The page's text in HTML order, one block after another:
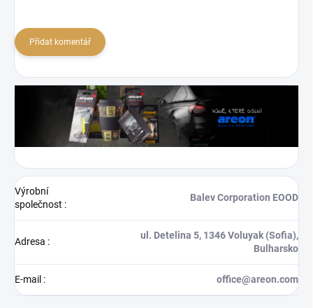
Přidat komentář
Výrobní
společnost :
Balev Corporation EOOD
Adresa :
ul. Detelina 5, 1346 Voluyak (Sofia),
Bulharsko
E-mail : office@areon.com